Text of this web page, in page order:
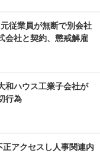
従業員が無断で別会社
会社と契約、懲戒解雇
和ハウス工業子会社が
行為
アクセスし人事関連内